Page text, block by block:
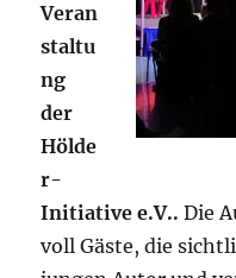
Veran
staltu
ng
der
Hölde
r-
Initiative e.V.. Die
voll Gäste, die